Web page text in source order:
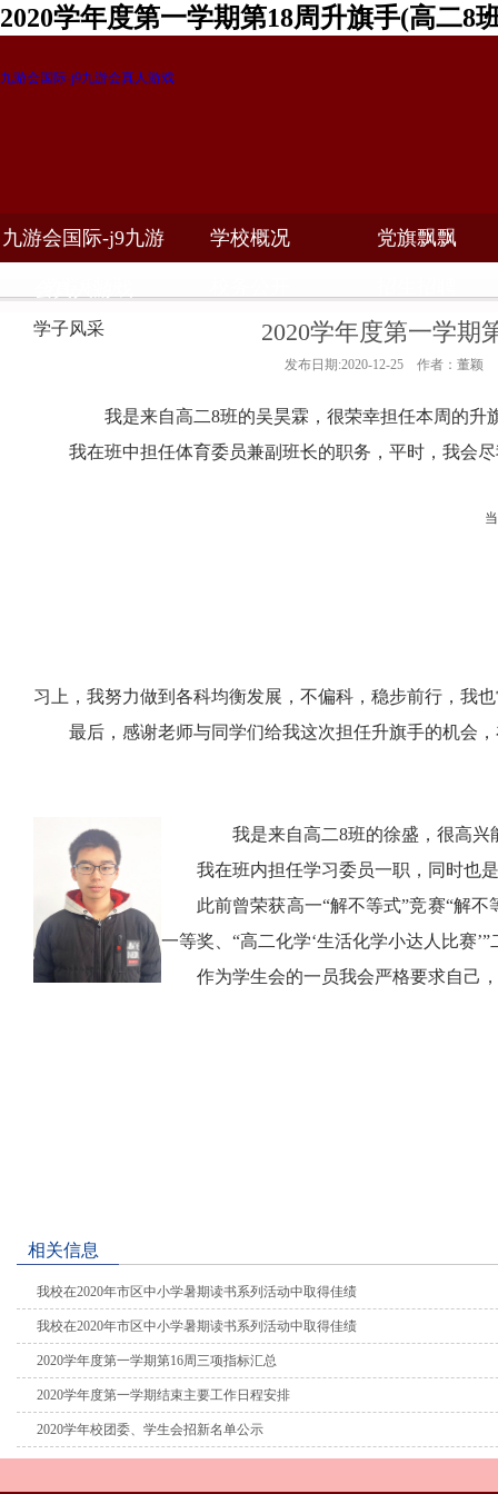
2020学年度第一学期第18周升旗手(高二8
九游会国际-j9九游会真人游戏
九游会国际-j9九游 学校概况 党旗飘飘
学子风采 2020学年度第一学期
发布日期:2020-12-25 作者：董颖
我是来自高二8班的吴昊霖，很荣幸担任本周的升
我在班中担任体育委员兼副班长的职务，平时，我会
习上，我努力做到各科均衡发展，不偏科，稳步前行，我
最后，感谢老师与同学们给我这次担任升旗手的机会
我是来自高二8班的徐盛，很高兴
我在班内担任学习委员一职，同时也
此前曾荣获高一“解不等式”竞赛“解不
一等奖、“高二化学‘生活化学小达人比赛’”
作为学生会的一员我会严格要求自己
相关信息
我校在2020年市区中小学暑期读书系列活动中取得佳绩
我校在2020年市区中小学暑期读书系列活动中取得佳绩
2020学年度第一学期第16周三项指标汇总
2020学年度第一学期结束主要工作日程安排
2020学年校团委、学生会招新名单公示